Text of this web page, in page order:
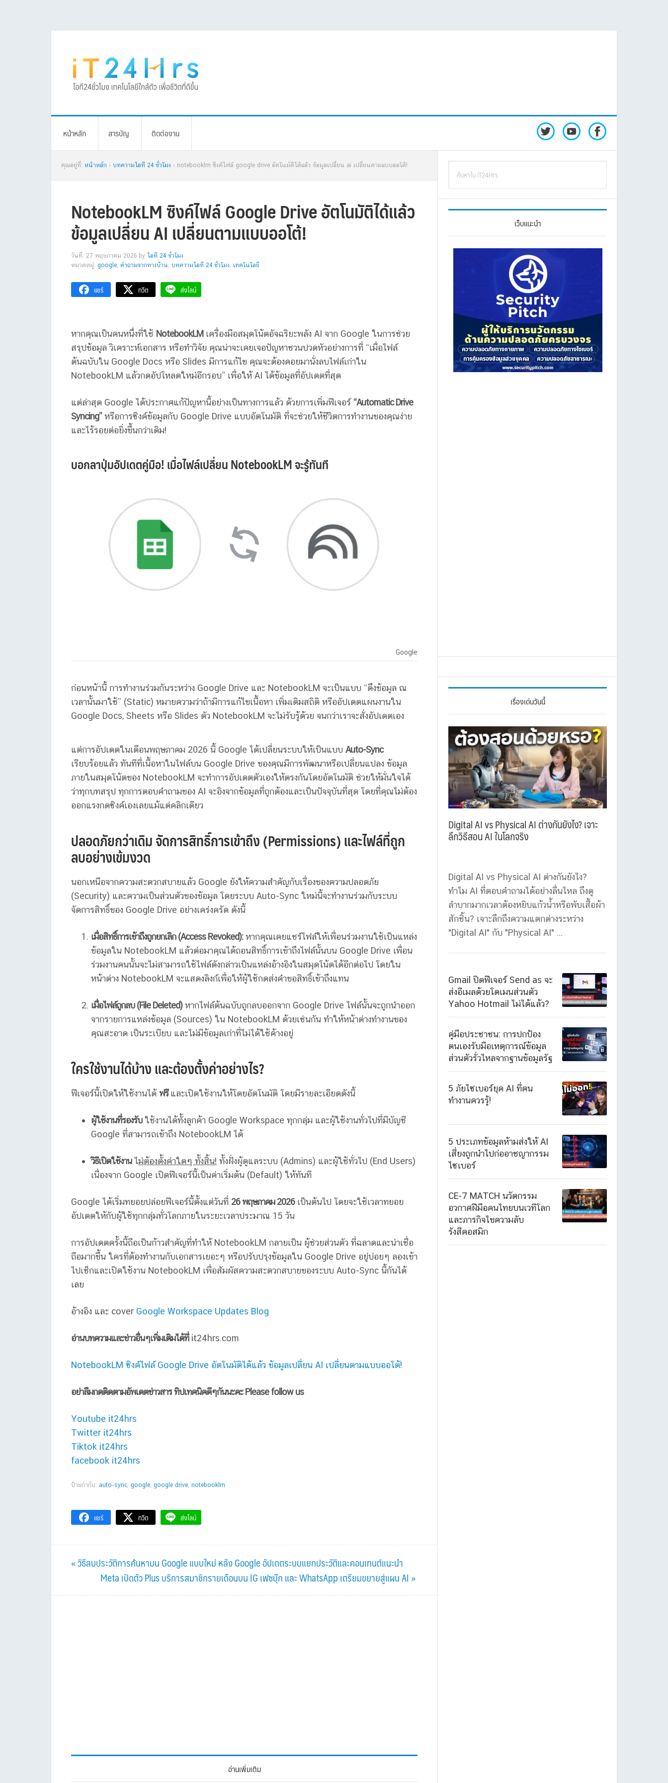
หน้าหลัก สารบัญ ติดต่องาน
คุณอยู่ที่: หน้าหลัก › บทความไอที 24 ชั่วโมง › notebooklm ซิงค์ไฟล์ google drive อัตโนมัติได้แล้ว ข้อมูลเปลี่ยน ai เปลี่ยนตามแบบออโต้!
NotebookLM ซิงค์ไฟล์ Google Drive อัตโนมัติได้แล้ว
ข้อมูลเปลี่ยน AI เปลี่ยนตามแบบออโต้!
วันที่: 27 พฤษภาคม 2026 by ไอที 24 ชั่วโมง
หมวดหมู่: google, คำถามจากทางบ้าน, บทความไอที 24 ชั่วโมง, เทคโนโลยี
แชร์ ทวีต ส่งไลน์
หากคุณเป็นคนหนึ่งที่ใช้ NotebookLM เครื่องมือสมุดโน้ตอัจฉริยะพลัง AI จาก Google ในการช่วย
สรุปข้อมูล วิเคราะห์เอกสาร หรือทำวิจัย คุณน่าจะเคยเจอปัญหาชวนปวดหัวอย่างการที่ “เมื่อไฟล์
ต้นฉบับใน Google Docs หรือ Slides มีการแก้ไข คุณจะต้องคอยมานั่งลบไฟล์เก่าใน
NotebookLM แล้วกดอัปโหลดใหม่อีกรอบ” เพื่อให้ AI ได้ข้อมูลที่อัปเดตที่สุด
แต่ล่าสุด Google ได้ประกาศแก้ปัญหานี้อย่างเป็นทางการแล้ว ด้วยการเพิ่มฟีเจอร์ “Automatic Drive
Syncing”หรือการซิงค์ข้อมูลกับ Google Drive แบบอัตโนมัติ ที่จะช่วยให้ชีวิตการทำงานของคุณง่าย
และไร้รอยต่อยิ่งขึ้นกว่าเดิม!
บอกลาปุ่มอัปเดตคู่มือ! เมื่อไฟล์เปลี่ยน NotebookLM จะรู้ทันที
Google
ก่อนหน้านี้ การทำงานร่วมกันระหว่าง Google Drive และ NotebookLM จะเป็นแบบ “ดึงข้อมูล ณ
เวลานั้นมาใช้” (Static) หมายความว่าถ้ามีการแก้ไขเนื้อหา เพิ่มเติมสถิติ หรืออัปเดตแผนงานใน
Google Docs, Sheets หรือ Slides ตัว NotebookLM จะไม่รับรู้ด้วย จนกว่าเราจะสั่งอัปเดตเอง
แต่การอัปเดตในเดือนพฤษภาคม 2026 นี้ Google ได้เปลี่ยนระบบให้เป็นแบบ Auto-Sync
เรียบร้อยแล้ว ทันทีที่เนื้อหาในไฟล์บน Google Drive ของคุณมีการพัฒนาหรือเปลี่ยนแปลง ข้อมูล
ภายในสมุดโน้ตของ NotebookLM จะทำการอัปเดตตัวเองให้ตรงกันโดยอัตโนมัติ ช่วยให้มั่นใจได้
ว่าทุกบทสรุป ทุกการตอบคำถามของ AI จะอิงจากข้อมูลที่ถูกต้องและเป็นปัจจุบันที่สุด โดยที่คุณไม่ต้อง
ออกแรงกดซิงค์เองเลยแม้แต่คลิกเดียว
ปลอดภัยกว่าเดิม จัดการสิทธิ์การเข้าถึง (Permissions) และไฟล์ที่ถูก
ลบอย่างเข้มงวด
นอกเหนือจากความสะดวกสบายแล้ว Google ยังให้ความสำคัญกับเรื่องของความปลอดภัย
(Security) และความเป็นส่วนตัวของข้อมูล โดยระบบ Auto-Sync ใหม่นี้จะทำงานร่วมกับระบบ
จัดการสิทธิ์ของ Google Drive อย่างเคร่งครัด ดังนี้
เมื่อสิทธิ์การเข้าถึงถูกยกเลิก (Access Revoked):หากคุณเคยแชร์ไฟล์ให้เพื่อนร่วมงานใช้เป็นแหล่ง
ข้อมูลใน NotebookLM แล้วต่อมาคุณได้ถอนสิทธิ์การเข้าถึงไฟล์นั้นบน Google Drive เพื่อน
ร่วมงานคนนั้นจะไม่สามารถใช้ไฟล์ดังกล่าวเป็นแหล่งอ้างอิงในสมุดโน้ตได้อีกต่อไป โดยใน
หน้าต่าง NotebookLM จะแสดงลิงก์เพื่อให้ผู้ใช้กดส่งคำขอสิทธิ์เข้าถึงแทน
เมื่อไฟล์ถูกลบ (File Deleted)หากไฟล์ต้นฉบับถูกลบออกจาก Google Drive ไฟล์นั้นจะถูกนำออก
จากรายการแหล่งข้อมูล (Sources) ใน NotebookLM ด้วยเช่นกัน ทำให้หน้าต่างทำงานของ
คุณสะอาด เป็นระเบียบ และไม่มีข้อมูลเก่าที่ไม่ได้ใช้ค้างอยู่
ใครใช้งานได้บ้าง และต้องตั้งค่าอย่างไร?
ฟีเจอร์นี้เปิดให้ใช้งานได้ฟรีและเปิดใช้งานให้โดยอัตโนมัติ โดยมีรายละเอียดดังนี้
ผู้ใช้งานที่รองรับใช้งานได้ทั้งลูกค้า Google Workspace ทุกกลุ่ม และผู้ใช้งานทั่วไปที่มีบัญชี
Google ที่สามารถเข้าถึง NotebookLM ได้
วิธีเปิดใช้งานไม่ต้องตั้งค่าใดๆ ทั้งสิ้น! ทั้งฝั่งผู้ดูแลระบบ (Admins) และผู้ใช้ทั่วไป (End Users)
เนื่องจาก Google เปิดฟีเจอร์นี้เป็นค่าเริ่มต้น (Default) ให้ทันที
Google ได้เริ่มทยอยปล่อยฟีเจอร์นี้ตั้งแต่วันที่ 26 พฤษภาคม 2026เป็นต้นไป โดยจะใช้เวลาทยอย
อัปเดตให้กับผู้ใช้ทุกกลุ่มทั่วโลกภายในระยะเวลาประมาณ 15 วัน
การอัปเดตครั้งนี้ถือเป็นก้าวสำคัญที่ทำให้ NotebookLM กลายเป็น ผู้ช่วยส่วนตัว ที่ฉลาดและน่าเชื่อ
ถือมากขึ้น ใครที่ต้องทำงานกับเอกสารเยอะๆ หรือปรับปรุงข้อมูลใน Google Drive อยู่บ่อยๆ ลองเข้า
ไปเช็กและเปิดใช้งาน NotebookLM เพื่อสัมผัสความสะดวกสบายของระบบ Auto-Sync นี้กันได้
เลย
อ้างอิง และ cover Google Workspace Updates Blog
อ่านบทความและข่าวอื่นๆเพิ่มเติมได้ที่it24hrs.com
NotebookLM ซิงค์ไฟล์ Google Drive อัตโนมัติได้แล้ว ข้อมูลเปลี่ยน AI เปลี่ยนตามแบบออโต้!
อย่าลืมกดติดตามอัพเดตข่าวสาร ทิปเทคนิคดีๆกันนะคะ Please follow us
Youtube it24hrs
Twitter it24hrs
Tiktok it24hrs
facebook it24hrs
ป้ายกำกับ: auto-sync google google drive notebooklm
แชร์ ทวีต ส่งไลน์
Previous
« วิธีลบประวัติการค้นหาบน Google แบบใหม่ หลัง Google อัปเดตระบบแยกประวัติและคอนเทนต์แนะนำ
Next
Post:
Meta เปิดตัว Plus บริการสมาชิกรายเดือนบน IG เฟซบุ๊ก และ WhatsApp เตรียมขยายสู่แผน AI »
อ่านเพิ่มเติม
Primary
Sidebar
iT24Hrs
เว็บแนะนำ
เรื่องเด่นวันนี้
Digital AI vs Physical AI ต่างกันยังไง? เจาะ
ลึกวิธีสอน AI ในโลกจริง
Digital AI vs Physical AI ต่างกันยังไง?
ทำไม AI ที่ตอบคำถามได้อย่างลื่นไหล ถึงดู
ลำบากมากเวลาต้องหยิบแก้วน้ำหรือพับเสื้อผ้า
สักชิ้น? เจาะลึกถึงความแตกต่างระหว่าง
"Digital AI" กับ "Physical AI" ...
Gmail ปิดฟีเจอร์ Send as จะ
ส่งอีเมลด้วยโดเมนส่วนตัว
Yahoo Hotmail ไม่ได้แล้ว?
คู่มือประชาชน: การปกป้อง
ตนเองรับมือเหตุการณ์ข้อมูล
ส่วนตัวรั่วไหลจากฐานข้อมูลรัฐ
5 ภัยไซเบอร์ยุค AI ที่คน
ทำงานควรรู้!
5 ประเภทข้อมูลห้ามส่งให้ AI
เสี่ยงถูกนำไปก่ออาชญากรรม
ไซเบอร์
CE-7 MATCH นวัตกรรม
อวกาศฝีมือคนไทยบนเวทีโลก
และภารกิจไขความลับ
รังสีคอสมิก